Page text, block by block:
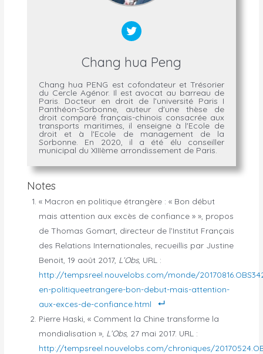
Chang hua Peng
Chang hua PENG est cofondateur et Trésorier
du Cercle Agénor. Il est avocat au barreau de
Paris. Docteur en droit de l’université Paris I
Panthéon-Sorbonne, auteur d'une thèse de
droit comparé français-chinois consacrée aux
transports maritimes, il enseigne à l'Ecole de
droit et à l'Ecole de management de la
Sorbonne. En 2020, il a été élu conseiller
municipal du XIIIème arrondissement de Paris.
Notes
« Macron en politique étrangère : « Bon début
mais attention aux excès de confiance » », propos
de Thomas Gomart, directeur de l’Institut Français
des Relations Internationales, recueillis par Justine
Benoit, 19 août 2017, L’Obs, URL :
http://tempsreel.nouvelobs.com/monde/
en-politiqueetrangere-bon-debut-mais-attention-
aux-exces-de-confiance.html
Pierre Haski, « Comment la Chine transforme la
mondialisation », L’Obs, 27 mai 2017. URL :
http://tempsreel.nouvelobs.com/chroniques/